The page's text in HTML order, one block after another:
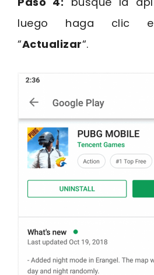
luego haga clic
“Actualizar“.